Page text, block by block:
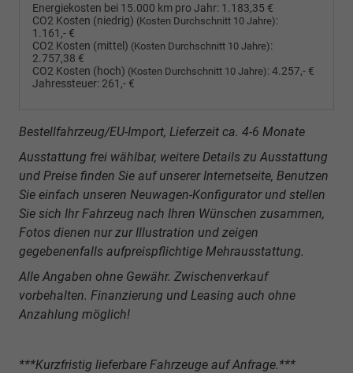
Energiekosten bei 15.000 km pro Jahr: 1.183,35 €
CO2 Kosten (niedrig) (Kosten Durchschnitt 10 Jahre):
1.161,- €
CO2 Kosten (mittel) (Kosten Durchschnitt 10 Jahre):
2.757,38 €
CO2 Kosten (hoch) (Kosten Durchschnitt 10 Jahre):4.257,- €
Jahressteuer: 261,- €
Bestellfahrzeug/EU-Import, Lieferzeit ca. 4-6 Monate
Ausstattung frei wählbar, weitere Details zu Ausstattung
und Preise finden Sie auf unserer Internetseite, Benutzen
Sie einfach unseren Neuwagen-Konfigurator und stellen
Sie sich Ihr Fahrzeug nach Ihren Wünschen zusammen,
Fotos dienen nur zur Illustration und zeigen
gegebenenfalls aufpreispflichtige Mehrausstattung.
Alle Angaben ohne Gewähr. Zwischenverkauf
vorbehalten. Finanzierung und Leasing auch ohne
Anzahlung möglich!
***Kurzfristig lieferbare Fahrzeuge auf Anfrage.***